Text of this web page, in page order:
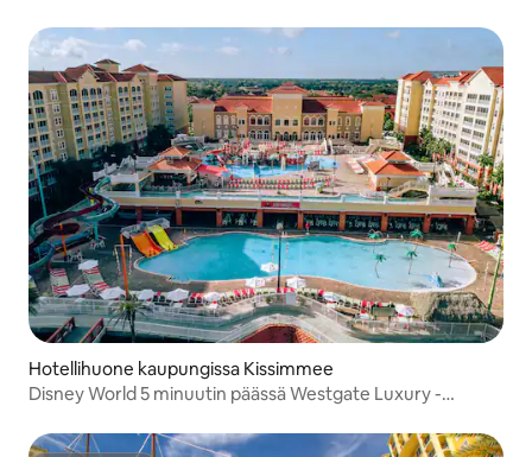
Hotellihuone kaupungissa Kissimmee
Disney World 5 minuutin päässä Westgate Luxury -